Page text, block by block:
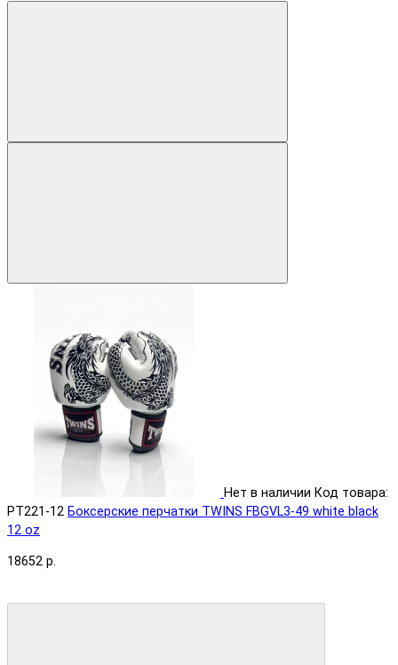
Нет в наличии Код товара:
PT221-12 Боксерские перчатки TWINS FBGVL3-49 white black
12 oz
18652 р.